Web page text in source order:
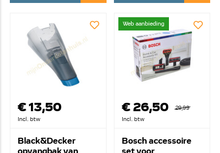
€ 13,50
Incl. btw
Black&Decker
Web aanbieding
€ 26,50
29,99
Incl. btw
Bosch accessoire